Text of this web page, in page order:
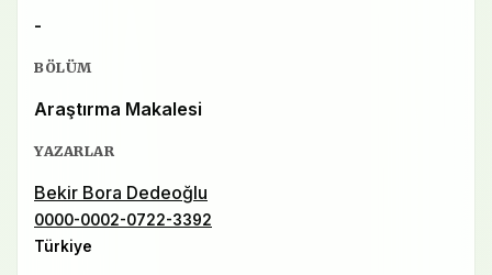
-
BÖLÜM
Araştırma Makalesi
YAZARLAR
Bekir Bora Dedeoğlu
0000-0002-0722-3392
Türkiye